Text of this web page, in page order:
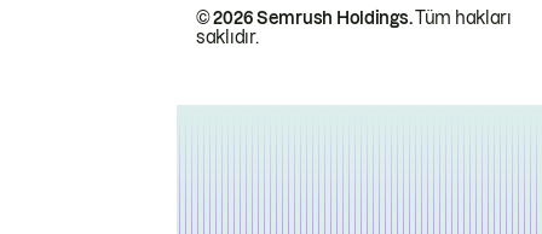
© 2026 Semrush Holdings.Tüm hakları
saklıdır.